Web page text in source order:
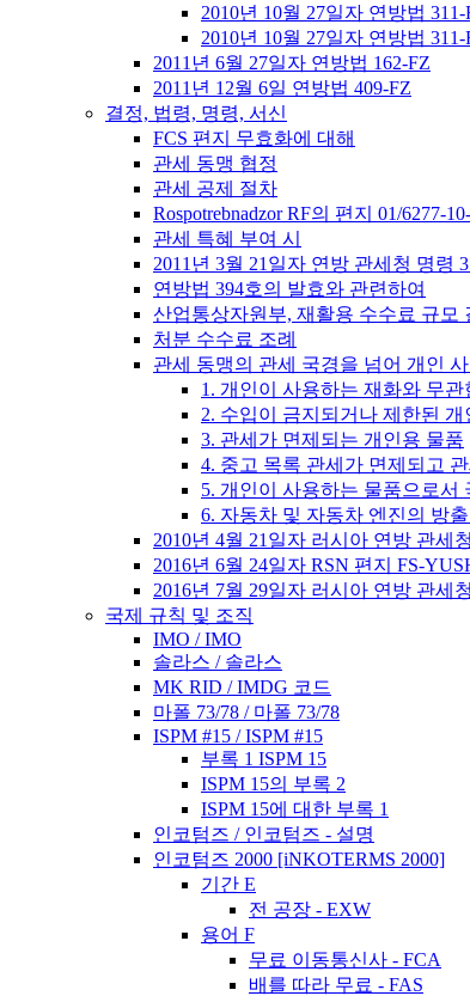
2010년 10월 27일자 연방법
2010년 10월 27일자 연방법
2011년 6월 27일자 연방법 162-FZ
2011년 12월 6일 연방법 409-FZ
결정, 법령, 명령, 서신
FCS 편지 무효화에 대해
관세 동맹 협정
관세 공제 절차
Rospotrebnadzor RF의 편지 01/6277-
관세 특혜 부여 시
2011년 3월 21일자 연방 관세청 명령
연방법 394호의 발효와 관련하여
산업통상자원부, 재활용 수수료 규모
처분 수수료 조례
관세 동맹의 관세 국경을 넘어 개인
1. 개인이 사용하는 재화와 무관
2. 수입이 금지되거나 제한된
3. 관세가 면제되는 개인용 물품
4. 중고 목록 관세가 면제되고
5. 개인이 사용하는 물품으로서
6. 자동차 및 자동차 엔진의 방
2010년 4월 21일자 러시아 연방 관세
2016년 6월 24일자 RSN 편지 FS-
2016년 7월 29일자 러시아 연방 관세
국제 규칙 및 조직
IMO / IMO
솔라스 / 솔라스
MK RID / IMDG 코드
마폴 73/78 / 마폴 73/78
ISPM #15 / ISPM #15
부록 1 ISPM 15
ISPM 15의 부록 2
ISPM 15에 대한 부록 1
인코텀즈 / 인코텀즈 - 설명
인코텀즈 2000 [iNKOTERMS 2000]
기간 E
전 공장 - EXW
용어 F
무료 이동통신사 - FCA
배를 따라 무료 - FAS